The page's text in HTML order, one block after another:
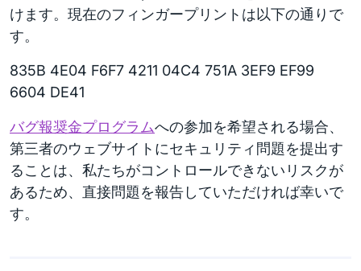
けます。現在のフィンガープリントは以下の通りで
す。
835B 4E04 F6F7 4211 04C4 751A 3EF9 EF99
6604 DE41
バグ報奨金プログラムへの参加を希望される場合、
第三者のウェブサイトにセキュリティ問題を提出す
ることは、私たちがコントロールできないリスクが
あるため、直接問題を報告していただければ幸いで
す。